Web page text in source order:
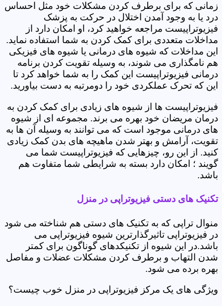
زمانی که برای برطرف کردن مشکلات خود مثل احساس
درد یا به وجود آمدن اختلال در حرکت به پزشک
فیزیوتراپیست مراجعه خواهید کرد، او امکان دارد از
مداخلات متعددی برای کمک کردن به شما استفاده نماید.
این مداخلات که شیوه های درمانی یا شیوه های فیزیکی
هم نامگذاری می شوند، به وسیله تقویت کردن برنامه
درمانی فیزیوتراپیست این کمک را به شما خواهد کرد تا
این که تحرک عملکردی خود را دومرتبه به دست بیاورید.
فیزیوتراپیست ها از شیوه های زیادی برای کمک کردن به
درمان مریضان خود بهره می برند. مجموعه ای از شیوه
های درمانی موجود است که می توانند به وسیله آن ها به
تقویت، آرامش و بهتر شدن ماهیچه های بدن کمک زیادی
کنید. از این رو، چیزهایی که فیزیوتراپیست شما می
گویند ؛ امکان دارد بسته به شرایطی شما متفاوت هم
باشد.
تکنیک های دستی فیزیوتراپی در منزل
منوال تراپی که به تکنیک های دستی هم شناخته می شود
در فیزیوتراپی تاثیرگذارترین شیوه فیزیوتراپی می
باشد.در این شیوه از تکنیکدهای گوناگون برای کمتر
شدن التهاب و برطرف کردن مشکلات عضلات و مفاصل
بهره برده می شود.
ویژگی های یک مرکز فیزیوتراپی در منزل خوب چیست؟